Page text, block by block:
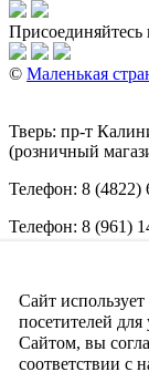
Присоединяйтесь
© Маленькая
Тверь: пр-т
(розничный
Телефон: 8 (4822)
Телефон: 8 (961)
Обращаем ваше
(включая цены)
является
Сайт
посетителей
Сайтом, вы
соответствии с